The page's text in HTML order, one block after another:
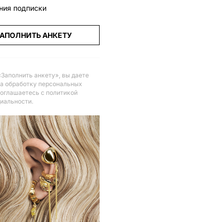
подписки
АНКЕТУ
анкету», вы даете
обработку персональных
с политикой
.